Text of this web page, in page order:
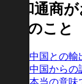
協和通商
6つのこと
中国との輸
中国からの
本当の意味